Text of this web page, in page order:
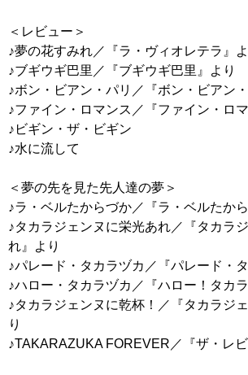
＜レビュー＞
♪夢の花すみれ／『ラ・ヴィオレテラ』
♪ブギウギ巴里／『ブギウギ巴里』より
♪ボン・ビアン・パリ／『ボン・ビアン
♪ファイン・ロマンス／『ファイン・ロ
♪ビギン・ザ・ビギン
♪水に流して
＜夢の先を見た先人達の夢＞
♪ラ・ベルたからづか／『ラ・ベルたか
♪タカラジェンヌに栄光あれ／『タカラ
れ』より
♪パレード・タカラヅカ／『パレード・
♪ハロー・タカラヅカ／『ハロー！タカ
♪タカラジェンヌに乾杯！／『タカラジ
り
♪TAKARAZUKA FOREVER／『ザ・レ